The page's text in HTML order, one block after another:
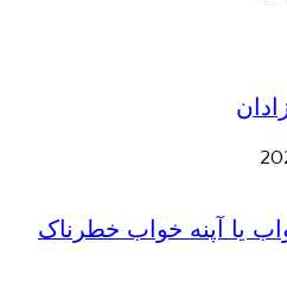
یا آپنه خواب خطرناک